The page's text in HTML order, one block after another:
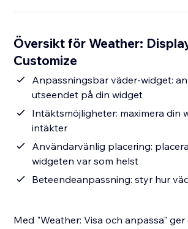
Översikt för Weather:
Customize
Anpassningsbar väder-widget:
utseendet på din widget
Intäktsmöjligheter: maximera din
intäkter
Användarvänlig placering:
widgeten var som helst
Beteendeanpassning: styr hur
Med "Weather: Visa och anpassa"